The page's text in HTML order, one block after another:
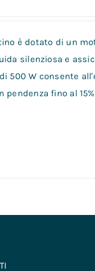
è dotato di un
silenziosa e
500 W consente
pendenza fino al